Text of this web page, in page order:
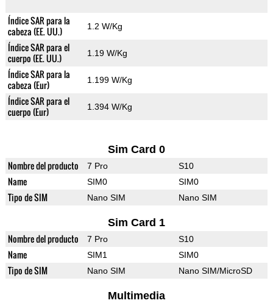
Índice SAR para la
cabeza (EE. UU.)
1.2 W/Kg
Índice SAR para el
cuerpo (EE. UU.)
1.19 W/Kg
Índice SAR para la
cabeza (Eur)
1.199 W/Kg
Índice SAR para el
cuerpo (Eur)
1.394 W/Kg
Sim Card 0
Nombre del producto 7 Pro S10
Name SIM0 SIM0
Tipo de SIM Nano SIM Nano SIM
Sim Card 1
Nombre del producto 7 Pro S10
Name SIM1 SIM0
Tipo de SIM Nano SIM Nano SIM/MicroSD
Multimedia